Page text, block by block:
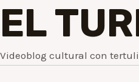
EL
Videoblog cultural con